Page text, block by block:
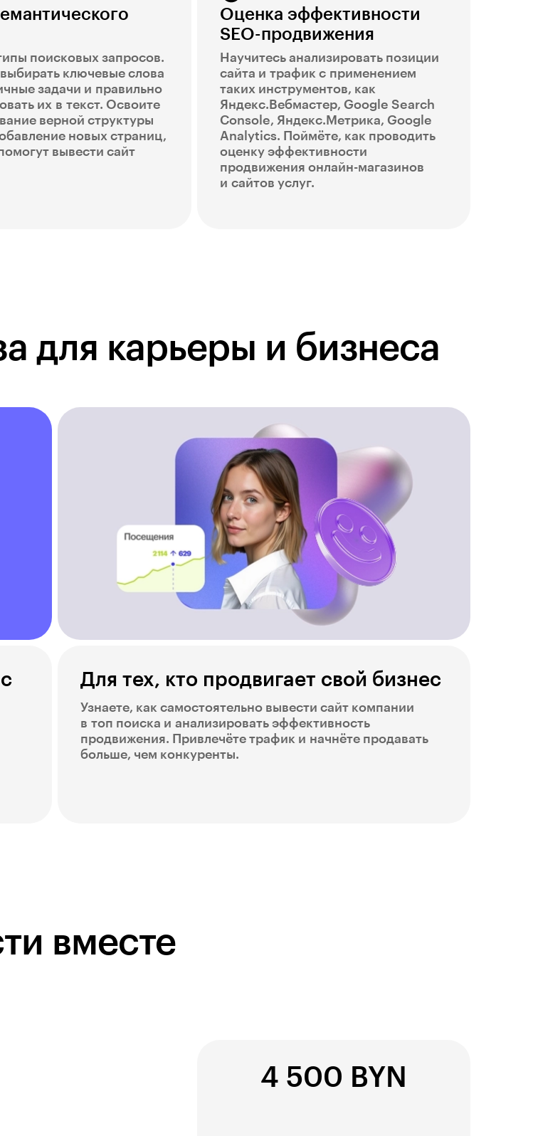
поисковых запросов.
ключевые слова
задачи и правильно
их в текст. Освоите
верной структуры
новых страниц,
вывести сайт
Оценка эффективности
SEO-продвижения
Научитесь анализировать позиции
сайта и трафик с применением
таких инструментов, как
Яндекс.Вебмастер, Google Search
Console, Яндекс.Метрика, Google
Analytics. Поймёте, как проводить
оценку эффективности
продвижения онлайн-магазинов
и сайтов услуг.
для карьеры и бизнеса
Для тех, кто продвигает свой бизнес
Узнаете, как самостоятельно вывести сайт компании
в топ поиска и анализировать эффективность
продвижения. Привлечёте трафик и начнёте продавать
больше, чем конкуренты.
вместе
4 500 BYN